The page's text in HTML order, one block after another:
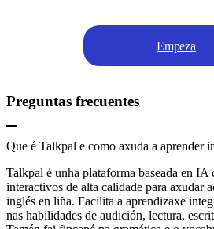
Empeza
Preguntas frecuentes
Que é Talkpal e como axuda a aprender
Talkpal é unha plataforma baseada en IA
interactivos de alta calidade para axudar
inglés en liña. Facilita a aprendizaxe
nas habilidades de audición, lectura,